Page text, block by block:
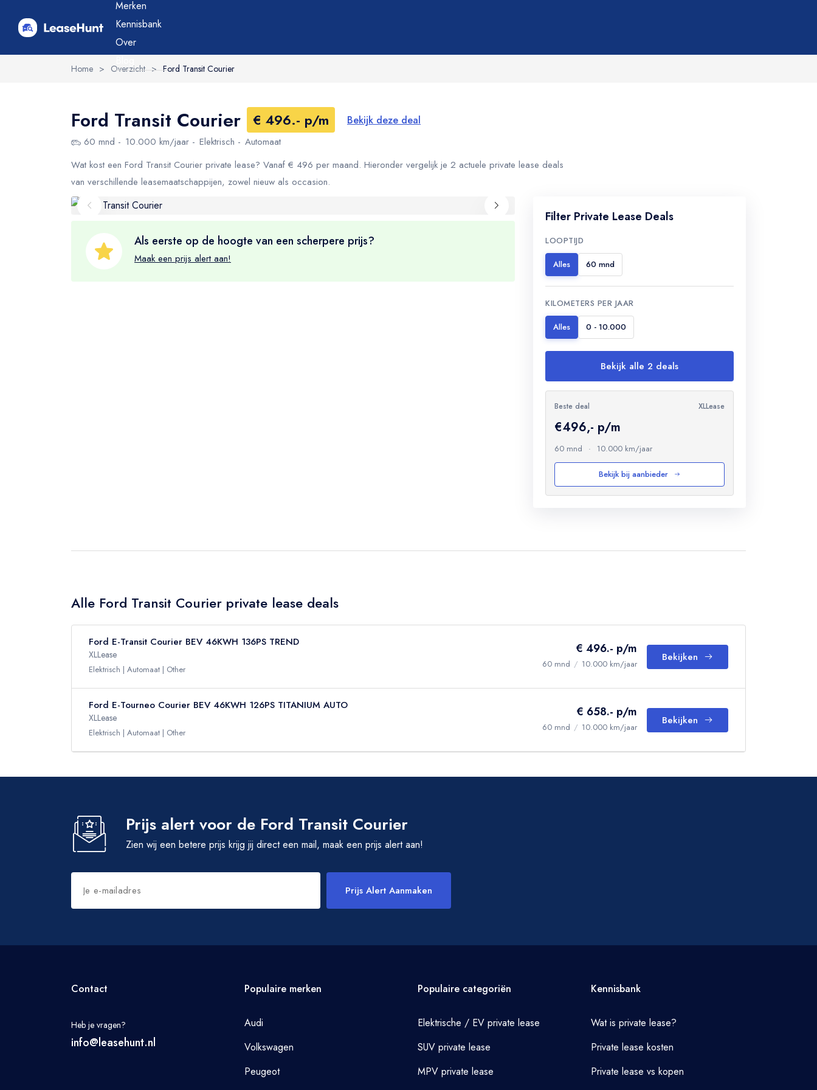
Merken
Kennisbank
Over
Home > Overzicht > Ford Transit Courier
Ford Transit Courier € 496.- p/m Bekijk deze deal
60 mnd 10.000 km/jaar Elektrisch
Automaat
Wat kost een Ford Transit Courier private lease? Vanaf € 496 per maand. Hieronder vergelijk je 2 actuele private lease deals
van verschillende leasemaatschappijen, zowel nieuw als occasion.
Als eerste op de hoogte van een scherpere prijs?
Maak een prijs alert aan!
Filter Private Lease Deals
LOOPTIJD
Alles 60 mnd
KILOMETERS PER JAAR
Alles 0 - 10.000
Bekijk alle 2 deals
Beste deal XLLease
€496,- p/m
60 mnd · 10.000 km/jaar
Bekijk bij aanbieder
Alle Ford Transit Courier private lease deals
Ford E-Transit Courier BEV 46KWH 136PS TREND
XLLease
Elektrisch Automaat Other
€ 496.- p/m
60 mnd / 10.000 km/jaar
Bekijken
Ford E-Tourneo Courier BEV 46KWH 126PS TITANIUM AUTO
XLLease
Elektrisch Automaat Other
€ 658.- p/m
60 mnd / 10.000 km/jaar
Bekijken
Prijs alert voor de Ford Transit Courier
Zien wij een betere prijs krijg jij direct een mail, maak een prijs alert aan!
Prijs Alert Aanmaken
Contact
Heb je vragen?
info@leasehunt.nl
Populaire merken
Audi
Volkswagen
Peugeot
Populaire categoriën
Elektrische / EV private lease
SUV private lease
MPV private lease
Kennisbank
Wat is private lease?
Private lease kosten
Private lease vs kopen